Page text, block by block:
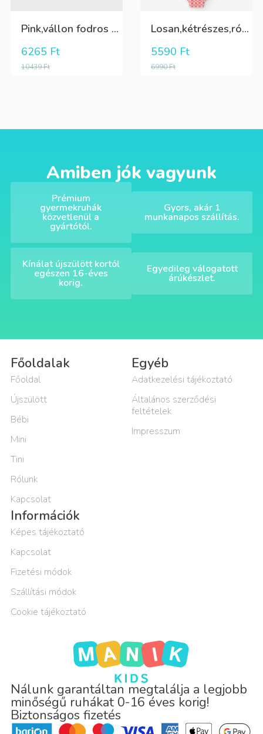
Pink,vállon fodros csini lány kötött póló
10439Ft
6265 Ft
Losan,kétrészes,rózsaszín,sárga,krém színű fürdőruha
6990Ft
5590 Ft
Amiben jók vagyunk
Prémium
gyermekruhák
közvetlenül a
gyártótól.
Gyors, akár 1
munkanapos szállítás.
Kínálat újszülött kortól
egészen 16-éves
korig.
Egyedileg válogatott
árúkészlet.
Nálunk garantáltan megtalálja a legjobb
minőségű ruhákat 0-16 éves korig!
Biztonságos fizetés
Főoldalak
Főoldal
Újszülött
Bébi
Mini
Tini
Rólunk
Kapcsolat
Egyéb
Adatkezelési tájékoztató
Általános szerződési
feltételek
Impresszum
Információk
Képes tájékoztató
Kapcsolat
Fizetési módok
Szállítási módok
Cookie tájékoztató